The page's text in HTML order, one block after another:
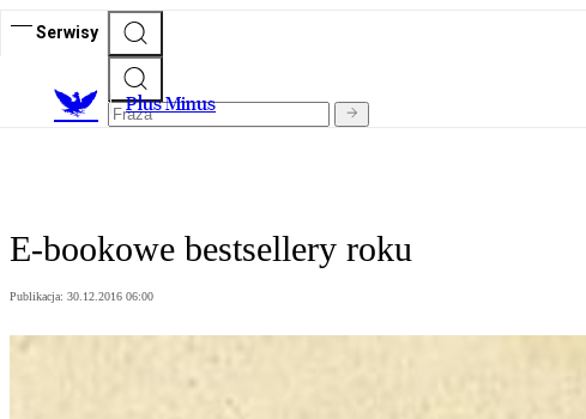
Serwisy
Plus Minus
E-bookowe bestsellery roku
Publikacja: 30.12.2016 06:00